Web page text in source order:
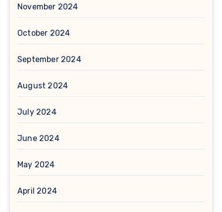
November 2024
October 2024
September 2024
August 2024
July 2024
June 2024
May 2024
April 2024